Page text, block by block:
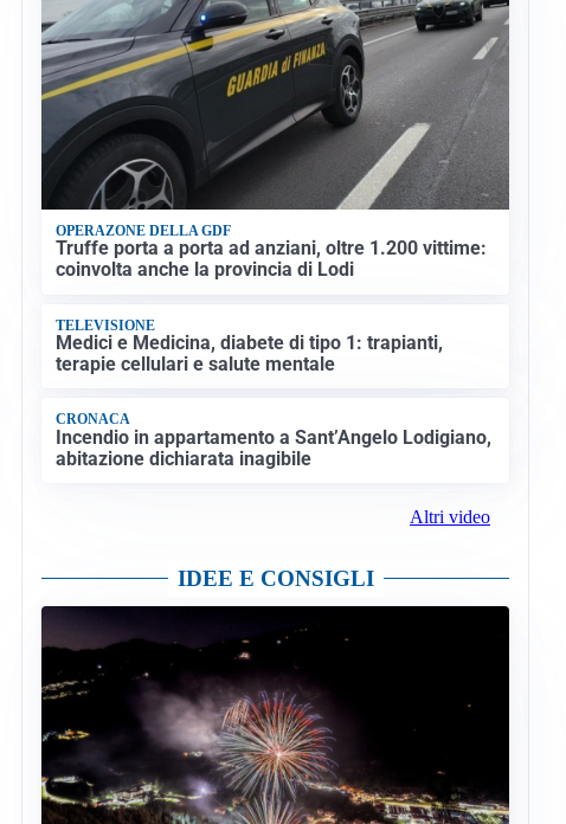
OPERAZONE DELLA GDF
Truffe porta a porta ad anziani, oltre 1.200 vittime:
coinvolta anche la provincia di Lodi
TELEVISIONE
Medici e Medicina, diabete di tipo 1: trapianti,
terapie cellulari e salute mentale
CRONACA
Incendio in appartamento a Sant’Angelo Lodigiano,
abitazione dichiarata inagibile
Altri video
IDEE E CONSIGLI